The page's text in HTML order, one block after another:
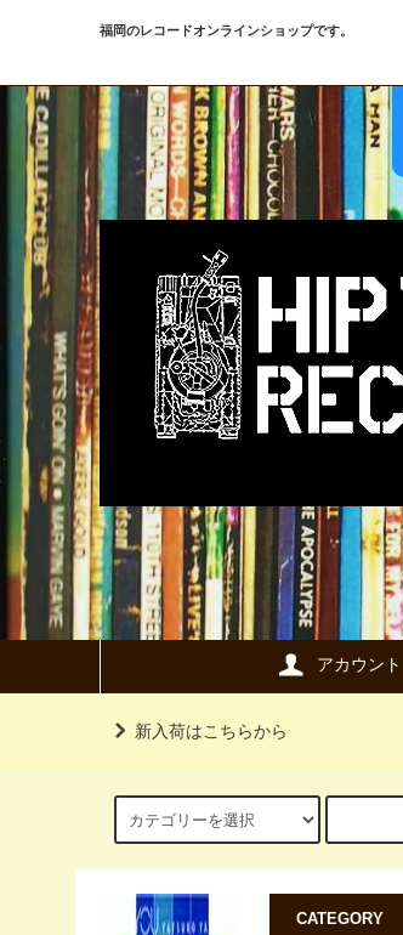
福岡のレコードオンラインショップです。
アカウント
新入荷はこちらから
CATEGORY